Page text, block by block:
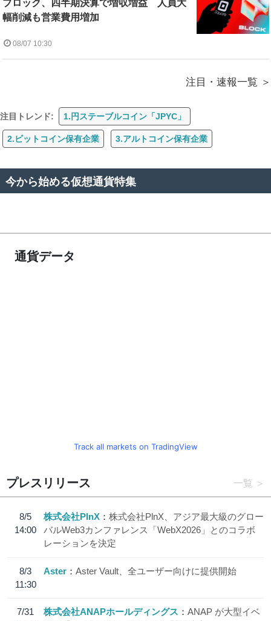
ブロック、四半期決算で増収増益 人員大
幅削減も営業費用増加
08/07 10:30
注目・速報一覧
注目トレンド: 1.円ステーブルコイン「JPYC」
2.ビットコイン保有企業 3.アルトコイン保有企業
今から始める仮想通貨特集
通貨データ
Track all markets on TradingView
プレスリリース 一覧
8/5
14:00
株式会社PlnX
株式会社PlnX、アジア最大級のグロー
バルWeb3カンファレンス「WebX2026」とのコラボ
レーションを決定
8/3
11:30
Aster Aster Vault、全ユーザー向けに提供開始
7/31
株式会社ANAPホールディングス
ANAP が大型イベ